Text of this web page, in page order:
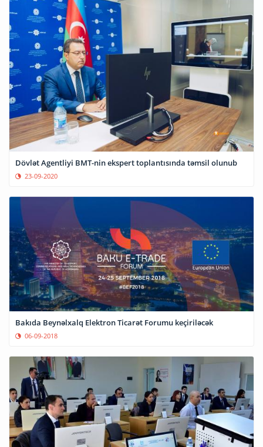
Dövlət Agentliyi BMT-nin ekspert toplantısında təmsil olunub
23-09-2020
Bakıda Beynəlxalq Elektron Ticarət Forumu keçiriləcək
06-09-2018